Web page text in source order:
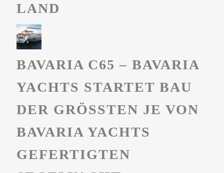
LAND
BAVARIA C65 – BAVARIA
YACHTS STARTET BAU
DER GRÖSSTEN JE VON B
AVARIA YACHTS G
EFERTIGTEN S